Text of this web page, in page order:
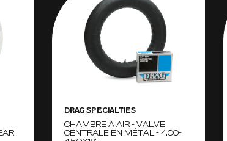
DRAG SPECIALTIES
CHAMBRE À AIR - VALVE
CENTRALE EN MÉTAL - 4.00-